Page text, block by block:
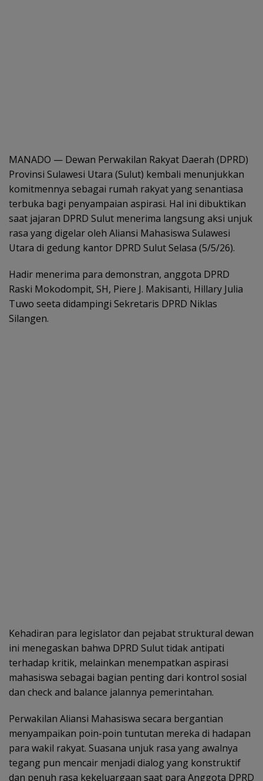
MANADO — Dewan Perwakilan Rakyat Daerah (DPRD)
Provinsi Sulawesi Utara (Sulut) kembali menunjukkan
komitmennya sebagai rumah rakyat yang senantiasa
terbuka bagi penyampaian aspirasi. Hal ini dibuktikan
saat jajaran DPRD Sulut menerima langsung aksi unjuk
rasa yang digelar oleh Aliansi Mahasiswa Sulawesi
Utara di gedung kantor DPRD Sulut Selasa (5/5/26).
Hadir menerima para demonstran, anggota DPRD
Raski Mokodompit, SH, Piere J. Makisanti, Hillary Julia
Tuwo seeta didampingi Sekretaris DPRD Niklas
Silangen.
Kehadiran para legislator dan pejabat struktural dewan
ini menegaskan bahwa DPRD Sulut tidak antipati
terhadap kritik, melainkan menempatkan aspirasi
mahasiswa sebagai bagian penting dari kontrol sosial
dan check and balance jalannya pemerintahan.
Perwakilan Aliansi Mahasiswa secara bergantian
menyampaikan poin-poin tuntutan mereka di hadapan
para wakil rakyat. Suasana unjuk rasa yang awalnya
tegang pun mencair menjadi dialog yang konstruktif
dan penuh rasa kekeluargaan saat para Anggota DPRD